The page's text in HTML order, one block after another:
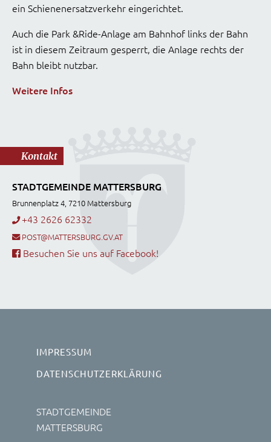
ein Schienenersatzverkehr eingerichtet.
Auch die Park &Ride-Anlage am Bahnhof links der Bahn
ist in diesem Zeitraum gesperrt, die Anlage rechts der
Bahn bleibt nutzbar.
Weitere Infos
Kontakt
STADTGEMEINDE MATTERSBURG
Brunnenplatz 4, 7210 Mattersburg
+43 2626 62332
POST@MATTERSBURG.GV.AT
Besuchen Sie uns auf Facebook!
IMPRESSUM
DATENSCHUTZERKLÄRUNG
STADTGEMEINDE
MATTERSBURG